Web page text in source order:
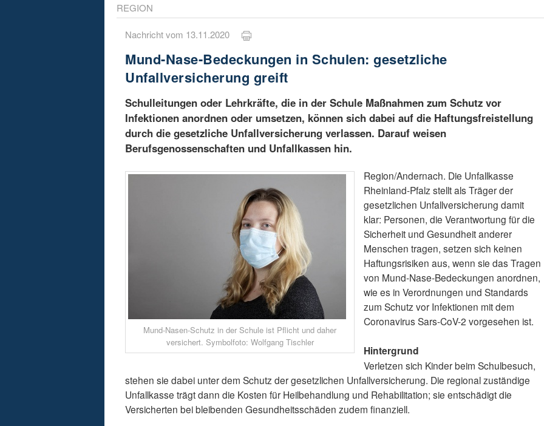
REGION
Nachricht vom 13.11.2020
Mund-Nase-Bedeckungen in Schulen: gesetzliche
Unfallversicherung greift
Schulleitungen oder Lehrkräfte, die in der Schule Maßnahmen zum Schutz vor
Infektionen anordnen oder umsetzen, können sich dabei auf die Haftungsfreistellung
durch die gesetzliche Unfallversicherung verlassen. Darauf weisen
Berufsgenossenschaften und Unfallkassen hin.
Mund-Nasen-Schutz in der Schule ist Pflicht und daher
versichert. Symbolfoto: Wolfgang Tischler
Region/Andernach. Die Unfallkasse
Rheinland-Pfalz stellt als Träger der
gesetzlichen Unfallversicherung damit
klar: Personen, die Verantwortung für die
Sicherheit und Gesundheit anderer
Menschen tragen, setzen sich keinen
Haftungsrisiken aus, wenn sie das Tragen
von Mund-Nase-Bedeckungen anordnen,
wie es in Verordnungen und Standards
zum Schutz vor Infektionen mit dem
Coronavirus Sars-CoV-2 vorgesehen ist.
Hintergrund
Verletzen sich Kinder beim Schulbesuch,
stehen sie dabei unter dem Schutz der gesetzlichen Unfallversicherung. Die regional zuständige
Unfallkasse trägt dann die Kosten für Heilbehandlung und Rehabilitation; sie entschädigt die
Versicherten bei bleibenden Gesundheitsschäden zudem finanziell.